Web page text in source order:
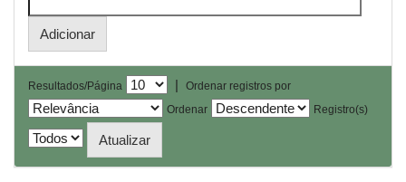
Resultados/Página |
Ordenar registros por
Ordenar
Registro(s)